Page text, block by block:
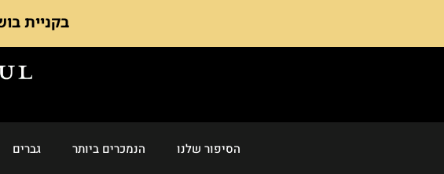
הסיפור שלנו הנמכרים ביותר גברים